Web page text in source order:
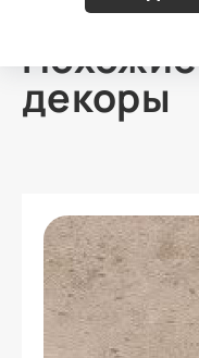
Похожие
декоры